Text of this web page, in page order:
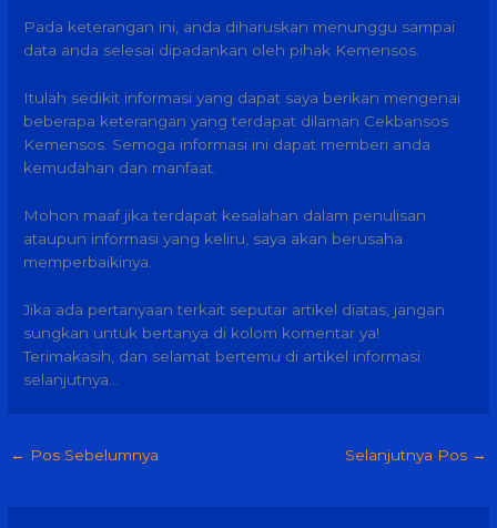
Pada keterangan ini, anda diharuskan menunggu sampai
data anda selesai dipadankan oleh pihak Kemensos.
Itulah sedikit informasi yang dapat saya berikan mengenai
beberapa keterangan yang terdapat dilaman Cekbansos
Kemensos. Semoga informasi ini dapat memberi anda
kemudahan dan manfaat.
Mohon maaf jika terdapat kesalahan dalam penulisan
ataupun informasi yang keliru, saya akan berusaha
memperbaikinya.
Jika ada pertanyaan terkait seputar artikel diatas, jangan
sungkan untuk bertanya di kolom komentar ya!
Terimakasih, dan selamat bertemu di artikel informasi
selanjutnya…
← Pos Sebelumnya Selanjutnya Pos →